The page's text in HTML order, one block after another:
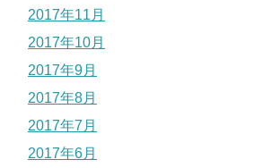
2017年11月
2017年10月
2017年9月
2017年8月
2017年7月
2017年6月